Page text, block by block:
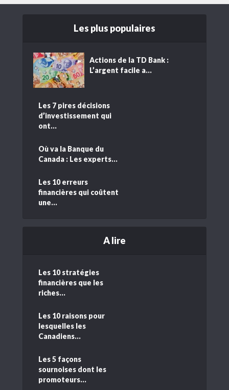
Les plus populaires
Actions de la TD Bank :
L’argent facile a...
Les 7 pires décisions
d’investissement qui
ont...
Où va la Banque du
Canada : Les experts...
Les 10 erreurs
financières qui coûtent
une...
A lire
Les 10 stratégies
financières que les
riches...
Les 10 raisons pour
lesquelles les
Canadiens...
Les 5 façons
sournoises dont les
promoteurs...